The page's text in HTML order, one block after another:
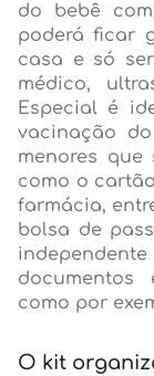
do bebê
poderá ficar
casa e só
médico,
Especial é
vacinação
menores
como o
farmácia,
bolsa de
documentos
como por
O kit